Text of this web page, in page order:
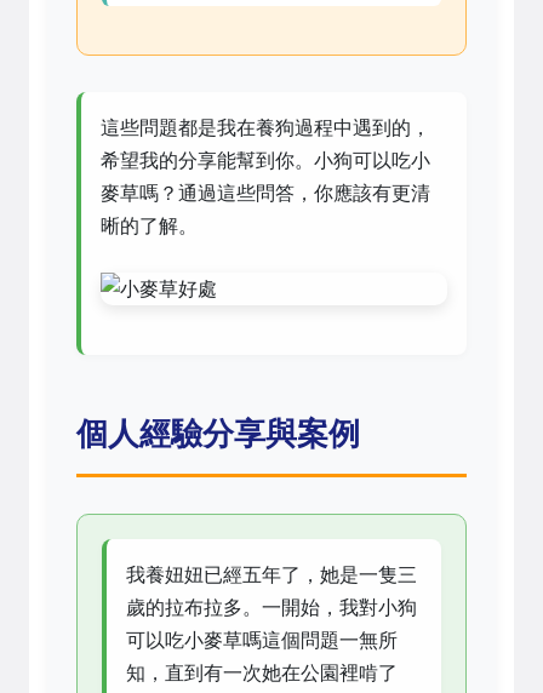
這些問題都是我在養狗過程中遇到的，
希望我的分享能幫到你。小狗可以吃小
麥草嗎？通過這些問答，你應該有更清
晰的了解。
個人經驗分享與案例
我養妞妞已經五年了，她是一隻三
歲的拉布拉多。一開始，我對小狗
可以吃小麥草嗎這個問題一無所
知，直到有一次她在公園裡啃了